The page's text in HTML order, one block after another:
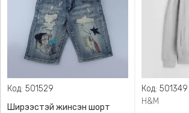
Код: 501529
Ширээстэй жинсэн шорт
Код: 501349
H&M